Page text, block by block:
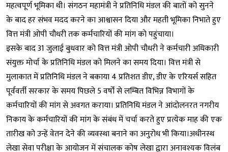
महत्वपूर्ण भूमिका थी। संगठन महामंत्री ने प्रतिनिधि मंडल की बातों को सुनने
के बाद हर संभव मदद करने का आश्वासन दिया और महती भूमिका निभाते हुए
वित्त मंत्री ओपी चौधरी तक कर्मचारियों की मांग को पहुंचाया।
इसके बाद 31 जुलाई बुधवार को वित्त मंत्री ओपी चौधरी ने कर्मचारी अधिकारी
संयुक्त मोर्चा के प्रतिनिधि मंडल को मिलने का समय दिया। वित्त मंत्री से
मुलाकात में प्रतिनिधि मंडल ने बकाया 4 प्रतिशत डीए, डीए के एरियर्स सहित
पूर्ववर्ती सरकार के समय पिछले 5 वर्षों से लम्बित विभिन्न विभागों के
कर्मचारियों की मांग से अवगत कराया। प्रतिनिधि मंडल ने आंदोलनरत नगरीय
निकाय के कर्मचारियों की मांग के संबंध में चर्चा करते हुए प्रत्येक माह की एक
तारीख को उन्हें वेतन देने की व्यवस्था बनाने का अनुरोध भी किया।अधीनस्थ
लेखा सेवा परीक्षा के आयोजन में संचालक कोष लेखा द्वारा अनावश्यक विलंब